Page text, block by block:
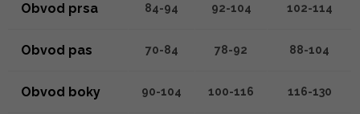
Obvod prsa 84-94 92-104 102-114
Obvod pas 70-84 78-92 88-104
Obvod boky 90-104 100-116 116-130